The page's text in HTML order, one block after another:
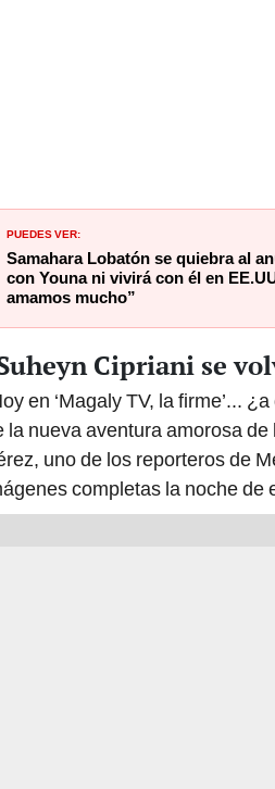
PUEDES VER:
Samahara Lobatón se quiebra al
con Youna ni vivirá con él en
amamos mucho”
Cipriani se
en ‘Magaly TV, la firme’...
la nueva aventura amorosa
uno de los reporteros de
completas la noche de